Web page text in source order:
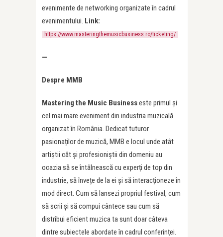
evenimente de networking organizate în cadrul
evenimentului. Link:
https://www.masteringthemusicbusiness.ro/ticketing/
—
Despre MMB
Mastering the Music Businesseste primul și
cel mai mare eveniment din industria muzicală
organizat în România. Dedicat tuturor
pasionaților de muzică, MMB e locul unde atât
artiștii cât și profesioniștii din domeniu au
ocazia să se întâlnească cu experți de top din
industrie, să învețe de la ei și să interacționeze în
mod direct. Cum să lansezi propriul festival, cum
să scrii și să compui cântece sau cum să
distribui eficient muzica ta sunt doar câteva
dintre subiectele abordate în cadrul conferinței.